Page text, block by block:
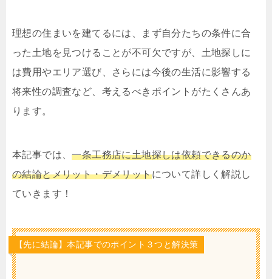
理想の住まいを建てるには、まず自分たちの条件に合
った土地を見つけることが不可欠ですが、土地探しに
は費用やエリア選び、さらには今後の生活に影響する
将来性の調査など、考えるべきポイントがたくさんあ
ります。
本記事では、一条工務店に土地探しは依頼できるのか
の結論とメリット・デメリットについて詳しく解説し
ていきます！
【先に結論】本記事でのポイント３つと解決策